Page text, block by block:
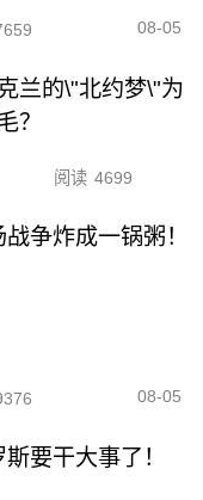
08-05
兰的\"北约梦\"为
？
阅读 4699
争炸成一锅粥！
08-05
要干大事了！